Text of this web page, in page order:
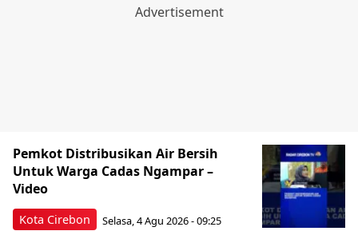
Kota Cirebon
Pemkot Distribusikan Air Bersih
Untuk Warga Cadas Ngampar –
Video
Selasa, 4 Agu 2026 - 09:25